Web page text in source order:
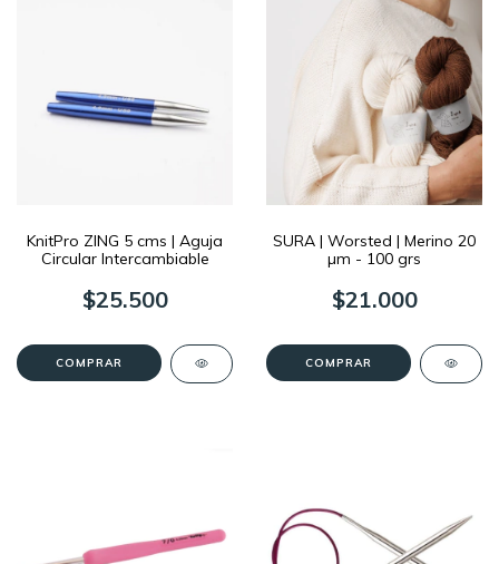
KnitPro ZING 5 cms | Aguja
Circular Intercambiable
$25.500
COMPRAR
SURA | Worsted | Merino 20
µm - 100 grs
$21.000
COMPRAR